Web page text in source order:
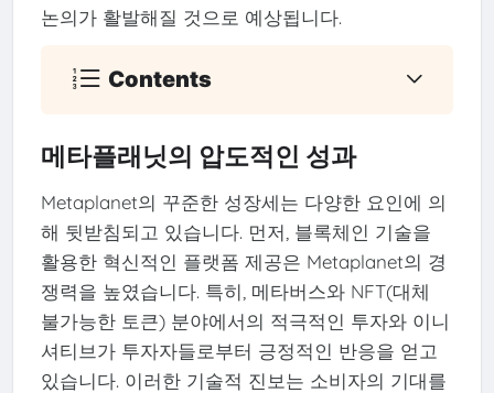
논의가 활발해질 것으로 예상됩니다.
Contents
메타플래닛의 압도적인 성과
Metaplanet의 꾸준한 성장세는 다양한 요인에 의
해 뒷받침되고 있습니다. 먼저, 블록체인 기술을
활용한 혁신적인 플랫폼 제공은 Metaplanet의 경
쟁력을 높였습니다. 특히, 메타버스와 NFT(대체
불가능한 토큰) 분야에서의 적극적인 투자와 이니
셔티브가 투자자들로부터 긍정적인 반응을 얻고
있습니다. 이러한 기술적 진보는 소비자의 기대를